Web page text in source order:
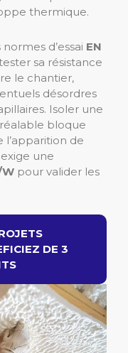
thermique.
d’essai EN
sa résistance
le chantier,
désordres
Isoler une
bloque
l’apparition de
une
W pour valider les
DE 3